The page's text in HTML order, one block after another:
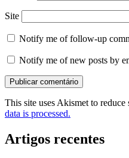
Site
Notify me of follow-up
Notify me of new posts by
This site uses Akismet to reduce
data is processed.
Artigos recentes